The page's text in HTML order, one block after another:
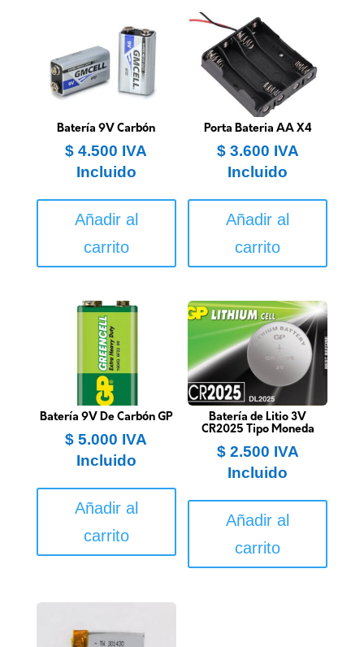
Batería 9V Carbón
$ 4.500 IVA
Incluido
Añadir al
carrito
Porta Bateria AA X4
$3.600 IVA
Incluido
Añadir al
carrito
Batería 9V De Carbón GP
$ 5.000 IVA
Incluido
Añadir al
carrito
Batería de Litio 3V
CR2025 Tipo Moneda
$2.500 IVA
Incluido
Añadir al
carrito